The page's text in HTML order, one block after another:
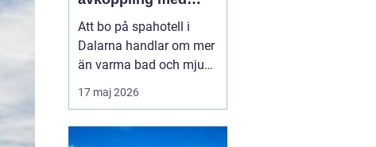
utsikt över berg och
sjö
Att bo på spahotell i
Dalarna handlar om mer
än varma bad och mjuka
badrockar. Många söker
en paus från vardagen,
17 maj 2026